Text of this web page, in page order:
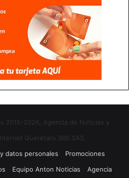
2015-2026, Agencia de Noticias y
Querétaro 360 SAS.
datos personales
Promociones
Equipo Anton Noticias Agencia